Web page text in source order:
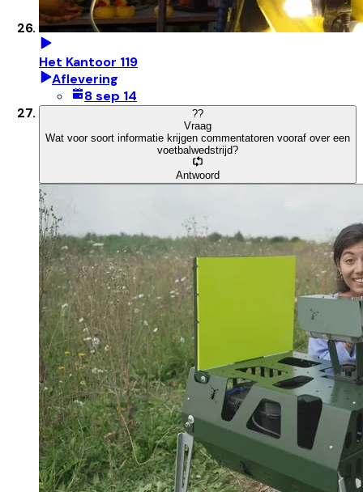
Het Kantoor 119
Aflevering
8 sep 14
??
Vraag
Wat voor soort informatie krijgen commentatoren vooraf over een
voetbalwedstrijd?
Antwoord